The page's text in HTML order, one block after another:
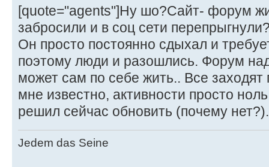
[quote="agents"]Ну шо?Сайт- форум
забросили и в соц сети
Он просто постоянно сдыхал и
поэтому люди и разошлись. Форум
может сам по себе жить.. Все заходят
мне известно, активности просто
решил сейчас обновить (почему
Jedem das Seine